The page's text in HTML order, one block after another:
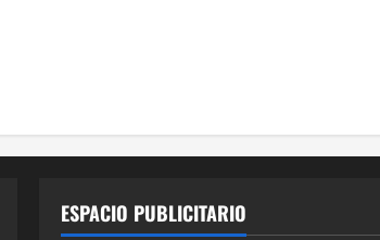
ESPACIO PUBLICITARIO